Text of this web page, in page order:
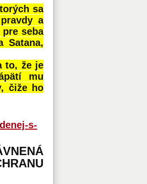
sa
a
seba
Satana,
to, že je
mu
čiže ho
s-